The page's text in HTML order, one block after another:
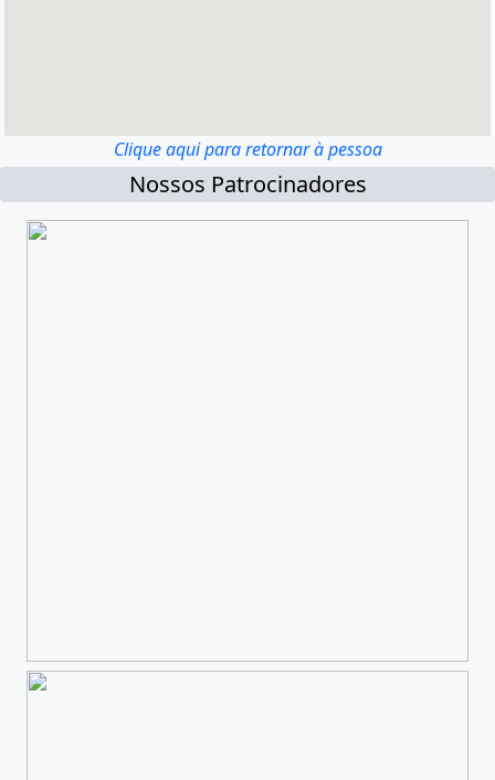
Clique aqui para retornar à pessoa
Nossos Patrocinadores